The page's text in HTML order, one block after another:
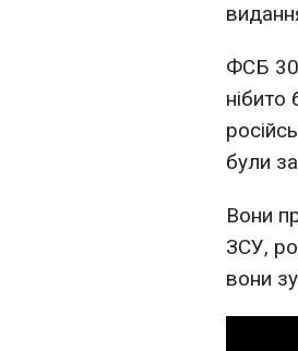
ФСБ 30
нібито
були
Вони
ЗСУ,
вони